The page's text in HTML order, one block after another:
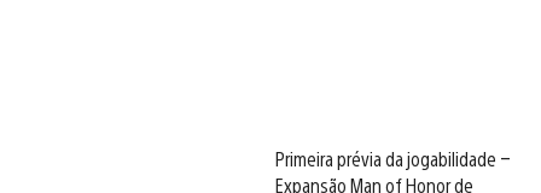
Primeira prévia da jogabilidade –
Expansão Man of Honor de